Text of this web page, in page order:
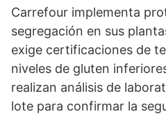
Carrefour implementa
segregación en sus
exige certificaciones de
niveles de gluten
realizan análisis de
lote para confirmar la